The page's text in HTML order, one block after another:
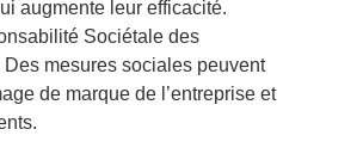
augmente leur efficacité.
Sociétale des
Des mesures sociales peuvent
de marque de l’entreprise et